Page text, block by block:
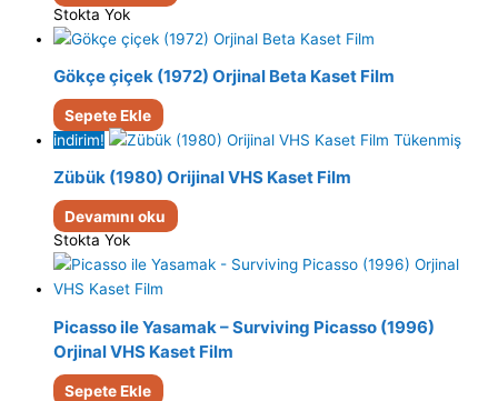
Stokta Yok
Gökçe çiçek (1972) Orjinal Beta Kaset Film
Sepete Ekle
indirim!
Tükenmiş
Zübük (1980) Orijinal VHS Kaset Film
Devamını oku
Stokta Yok
Picasso ile Yasamak – Surviving Picasso (1996)
Orjinal VHS Kaset Film
Sepete Ekle